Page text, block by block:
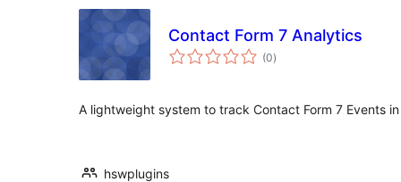
Contact Form 7 Analytics
(0vērtējumu
kopsumma
)
A lightweight system to track Contact Form 7 Events
hswplugins